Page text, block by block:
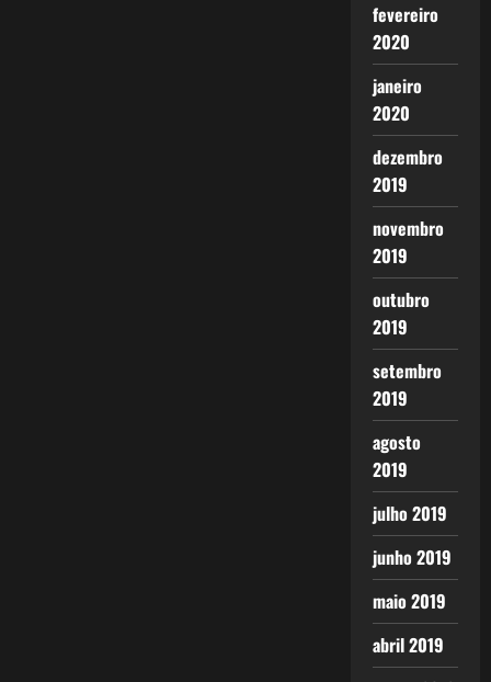
fevereiro
2020
janeiro
2020
dezembro
2019
novembro
2019
outubro
2019
setembro
2019
agosto
2019
julho 2019
junho 2019
maio 2019
abril 2019